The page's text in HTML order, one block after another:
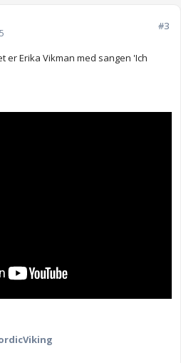
#3
er Erika Vikman med sangen 'Ich